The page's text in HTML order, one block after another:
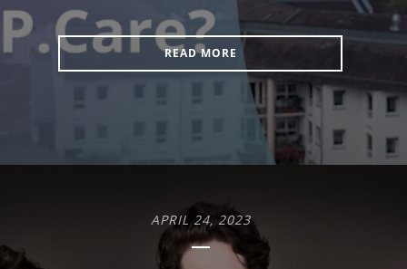
READ MORE
APRIL 24, 2023